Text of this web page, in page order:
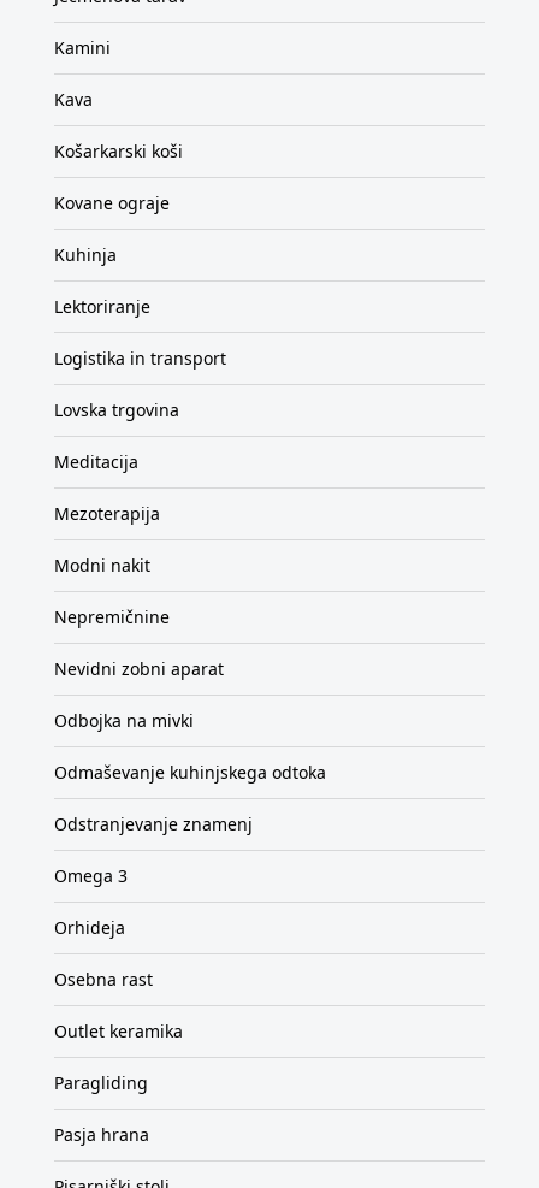
Kamini
Kava
Košarkarski koši
Kovane ograje
Kuhinja
Lektoriranje
Logistika in transport
Lovska trgovina
Meditacija
Mezoterapija
Modni nakit
Nepremičnine
Nevidni zobni aparat
Odbojka na mivki
Odmaševanje kuhinjskega odtoka
Odstranjevanje znamenj
Omega 3
Orhideja
Osebna rast
Outlet keramika
Paragliding
Pasja hrana